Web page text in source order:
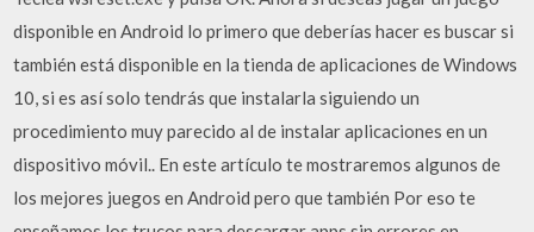
disponible en Android lo primero que deberías hacer es buscar si
también está disponible en la tienda de aplicaciones de Windows
10, si es así solo tendrás que instalarla siguiendo un
procedimiento muy parecido al de instalar aplicaciones en un
dispositivo móvil.. En este artículo te mostraremos algunos de
los mejores juegos en Android pero que también Por eso te